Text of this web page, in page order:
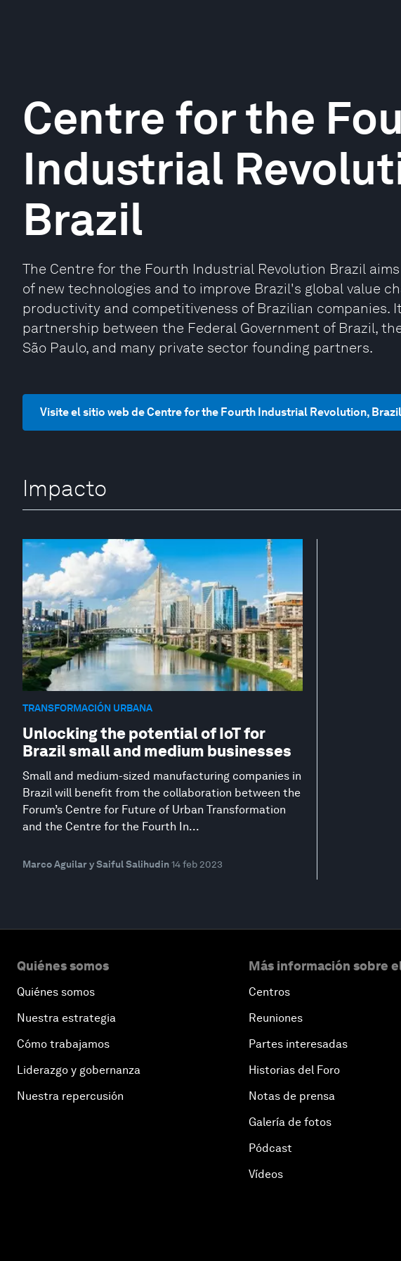
Centre for the
Industrial
Brazil
The Centre for the Fourth Industrial Revolution Brazil
of new technologies and to improve Brazil's global value
productivity and competitiveness of Brazilian companies.
partnership between the Federal Government of Brazil,
São Paulo, and many private sector founding partners.
Visite el sitio web de Centre for the Fourth Industrial Revolution, Brazil
Impacto
TRANSFORMACIÓN URBANA
Unlocking the potential of IoT for
Brazil small and medium businesses
Small and medium-sized manufacturing companies in
Brazil will benefit from the collaboration between the
Forum’s Centre for Future of Urban Transformation
and the Centre for the Fourth In...
Marco Aguilar y Saiful Salihudin14 feb 2023
Quiénes somos
Quiénes somos
Nuestra estrategia
Cómo trabajamos
Liderazgo y gobernanza
Nuestra repercusión
Más información sobre
Centros
Reuniones
Partes interesadas
Historias del Foro
Notas de prensa
Galería de fotos
Pódcast
Vídeos